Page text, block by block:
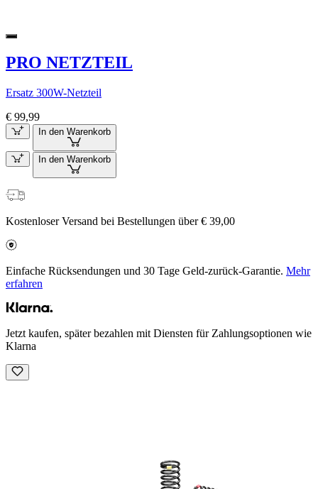
PRO NETZTEIL
Ersatz 300W-Netzteil
€ 99,99
In den Warenkorb
In den Warenkorb
Kostenloser Versand bei Bestellungen über € 39,00
Einfache Rücksendungen und 30 Tage Geld-zurück-Garantie. Mehr
erfahren
Jetzt kaufen, später bezahlen mit Diensten für Zahlungsoptionen wie
Klarna